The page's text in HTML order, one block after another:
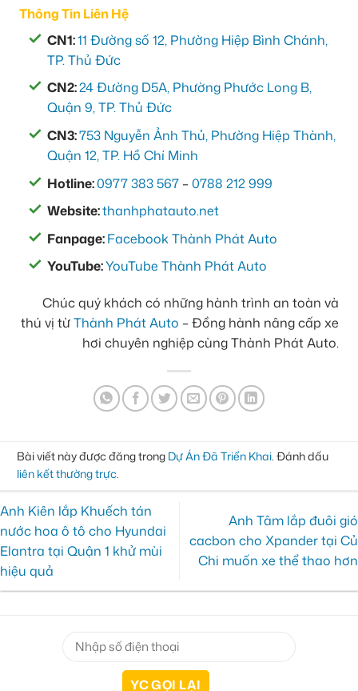
Thông Tin Liên Hệ
CN1:11 Đường số 12, Phường Hiệp Bình Chánh,
TP. Thủ Đức
CN2:24 Đường D5A, Phường Phước Long B,
Quận 9, TP. Thủ Đức
CN3:753 Nguyễn Ảnh Thủ, Phường Hiệp Thành,
Quận 12, TP. Hồ Chí Minh
Hotline:0977 383 567 –0788 212 999
Website:thanhphatauto.net
Fanpage:Facebook Thành Phát Auto
YouTube:YouTube Thành Phát Auto
Chúc quý khách có những hành trình an toàn và
thú vị từThành Phát Auto – Đồng hành nâng cấp xe
hơi chuyên nghiệp cùng Thành Phát Auto.
Bài viết này được đăng trong Dự Án Đã Triển Khai. Đánh dấu
liên kết thường trực.
Anh Kiên lắp Khuếch tán
nước hoa ô tô cho Hyundai
Elantra tại Quận 1 khử mùi
hiệu quả
Anh Tâm lắp đuôi gió
cacbon cho Xpander tại Củ
Chi muốn xe thể thao hơn